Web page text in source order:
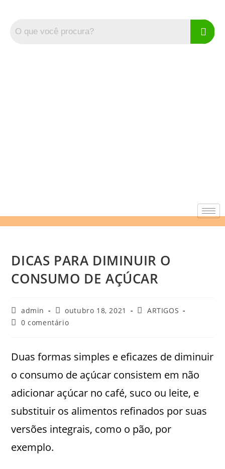
DICAS PARA DIMINUIR O
CONSUMO DE AÇÚCAR
admin outubro 18, 2021
ARTIGOS
0 comentário
Duas formas simples e eficazes de diminuir
o consumo de açúcar consistem em não
adicionar açúcar no café, suco ou leite, e
substituir os alimentos refinados por suas
versões integrais, como o pão, por
exemplo.